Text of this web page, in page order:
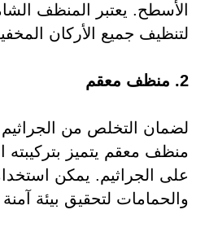
الأسطح. يعتبر المنظف
لتنظيف جميع الأركان
2. منظف معقم
لضمان التخلص من الجراثيم
منظف معقم يتميز بتركيبته
على الجراثيم. يمكن
والحمامات لتحقيق بيئة